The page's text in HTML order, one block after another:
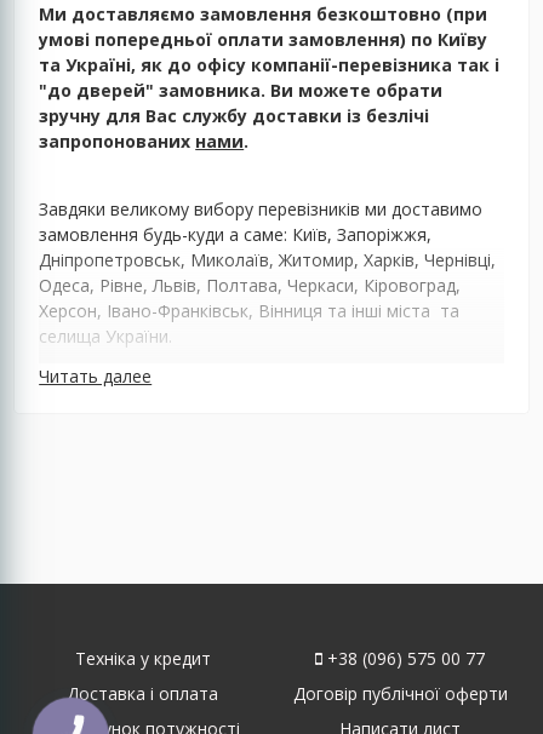
Ми доставляємо замовлення безкоштовно (при
умові попередньої оплати замовлення) по Київу
та Україні, як до офісу компанії-перевізника так і
"до дверей" замовника. Ви можете обрати
зручну для Вас службу доставки із безлічі
запропонованих нами.
Завдяки великому вибору перевізників ми доставимо
замовлення будь-куди а саме: Київ, Запоріжжя,
Дніпропетровськ, Миколаїв, Житомир, Харків, Чернівці,
Одеса, Рівне, Львів, Полтава, Черкаси, Кіровоград,
Херсон, Івано-Франківськ, Вінниця та інші міста та
селища України.
Читать далее
Техніка у кредит
Доставка і оплата
Розрахунок потужності
+38 (096) 575 00 77
Договір публічної оферти
Написати лист